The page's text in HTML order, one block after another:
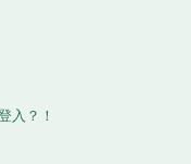
入？！